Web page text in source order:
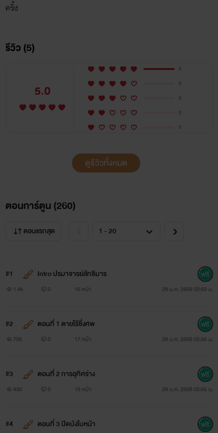
ครั้ง
รีวิว (5)
5.0
5
0
0
0
0
ดูรีวิวทั้งหมด
ตอนการ์ตูน (260)
ตอนแรกสุด
#1 Intro ปรมาจารย์ลัทธิมาร
1.4k 0 16 หน้า 28 ม.ค. 2568 02:50 น.
#2 ตอนที่ 1 ตายไร้ซึ่งศพ
705 0 17 หน้า 28 ม.ค. 2568 02:55 น.
#3 ตอนที่ 2 การอุทิศร่าง
430 0 19 หน้า 28 ม.ค. 2568 02:55 น.
#4 ตอนที่ 3 ปิดบังใบหน้า